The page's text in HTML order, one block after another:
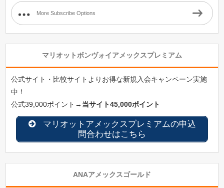
More Subscribe Options
マリオットボンヴォイアメックスプレミアム
公式サイト・比較サイトよりお得な新規入会キャンペーン実施
中！
公式39,000ポイント→ 当サイト45,000ポイント
マリオットアメックスプレミアムの申込
問合わせはこちら
ANAアメックスゴールド